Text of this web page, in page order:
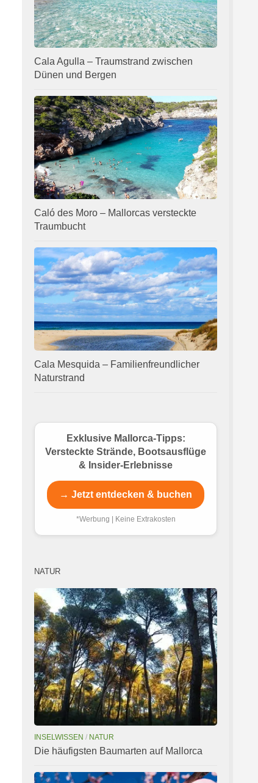
Cala Agulla – Traumstrand zwischen
Dünen und Bergen
Caló des Moro – Mallorcas versteckte
Traumbucht
Cala Mesquida – Familienfreundlicher
Naturstrand
Exklusive Mallorca-Tipps:
Versteckte Strände, Bootsausflüge
& Insider-Erlebnisse
→ Jetzt entdecken & buchen
*Werbung | Keine Extrakosten
NATUR
INSELWISSEN / NATUR
Die häufigsten Baumarten auf Mallorca